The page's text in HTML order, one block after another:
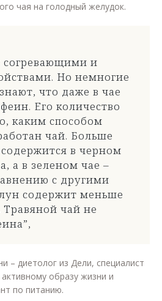
чая на голодный желудок.
согревающими и
Но немногие
что даже в чае
Его количество
каким способом
чай. Больше
в черном
а в зеленом чае –
с другими
содержит меньше
Травяной чай не
– диетолог из Дели, специалист
образу жизни и
по питанию.